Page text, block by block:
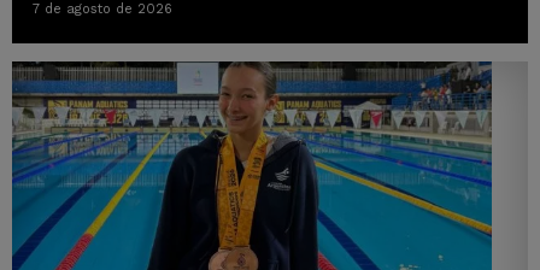
7 de agosto de 2026